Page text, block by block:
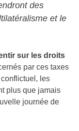
des
et le
sur les droits
par ces taxes
les
plus que jamais
journée de